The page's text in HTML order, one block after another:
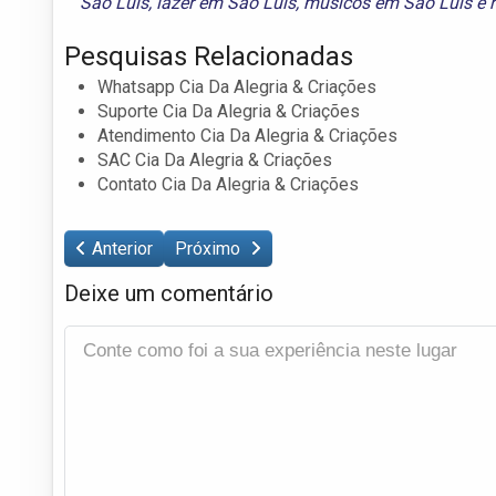
Pesquisas Relacionadas
Whatsapp Cia Da Alegria & Criações
Suporte Cia Da Alegria & Criações
Atendimento Cia Da Alegria & Criações
SAC Cia Da Alegria & Criações
Contato Cia Da Alegria & Criações
Anterior Próximo
Deixe um comentário